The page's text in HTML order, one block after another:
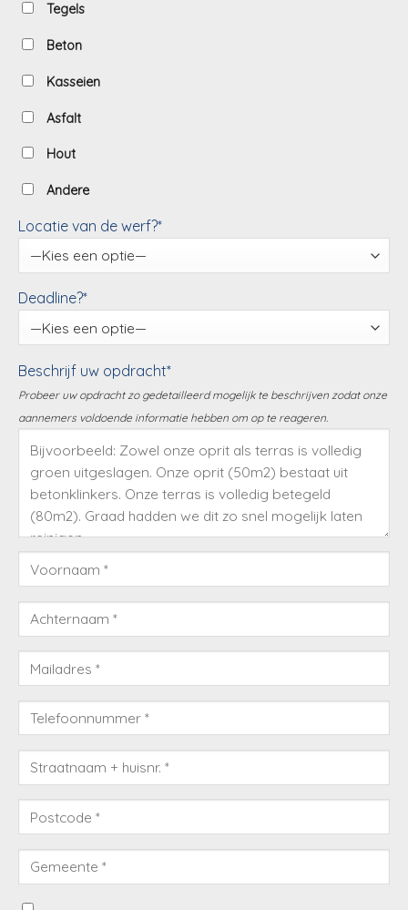
Tegels
Beton
Kasseien
Asfalt
Hout
Andere
Locatie van de werf?*
Deadline?*
Beschrijf uw opdracht*
Probeer uw opdracht zo gedetailleerd mogelijk te beschrijven zodat onze
aannemers voldoende informatie hebben om op te reageren.